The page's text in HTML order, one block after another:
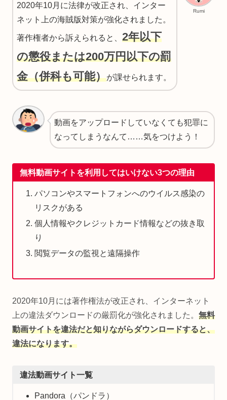
Rumi
2020年10月に法律が改正され、インター
ネット上の海賊版対策が強化されました。
著作権者から訴えられると、 2年以下
の懲役または200万円以下の罰
金（併科も可能）が課せられます。
動画をアップロードしていなくても犯罪に
なってしまうなんて……気をつけよう！
無料動画サイトを利用してはいけない3つの理由
パソコンやスマートフォンへのウイルス感染の
リスクがある
個人情報やクレジットカード情報などの抜き取
り
閲覧データの監視と遠隔操作
2020年10月には著作権法が改正され、インターネット
上の違法ダウンロードの厳罰化が強化されました。 無料
動画サイトを違法だと知りながらダウンロードすると、
違法になります。
違法動画サイト一覧
Pandora（パンドラ）